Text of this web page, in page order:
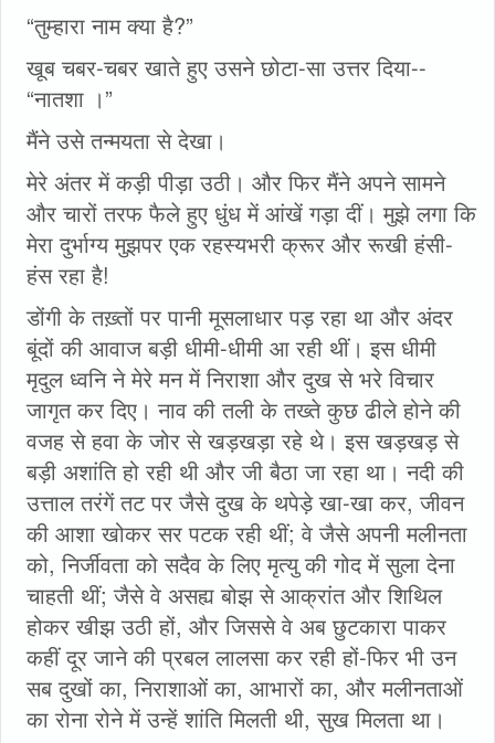
“तुम्हारा नाम क्‍या है?”
खूब चबर-चबर खाते हुए उसने छोटा-सा उत्तर दिया--
“नातशा ।”
मैंने उसे तन्मयता से देखा।
मेरे अंतर में कड़ी पीड़ा उठी। और फिर मैंने अपने सामने
और चारों तरफ फैले हुए धुंध में आंखें गड़ा दीं। मुझे लगा कि
मेरा दुर्भाग्य मुझपर एक रहस्यभरी क्रूर और रूखी हंसी-
हंस रहा है!
डोंगी के तख़्तों पर पानी मूसलाधार पड़ रहा था और अंदर
बूंदों की आवाज बड़ी धीमी-धीमी आ रही थीं। इस धीमी
मृदुल ध्वनि ने मेरे मन में निराशा और दुख से भरे विचार
जागृत कर दिए। नाव की तली के तख्ते कुछ ढीले होने की
वजह से हवा के जोर से खड़खड़ा रहे थे। इस खड़खड़ से
बड़ी अशांति हो रही थी और जी बैठा जा रहा था। नदी की
उत्ताल तरंगें तट पर जैसे दुख के थपेड़े खा-खा कर, जीवन
की आशा खोकर सर पटक रही थीं; वे जैसे अपनी मलीनता
को, निर्जीवता को सदैव के लिए मृत्यु की गोद में सुला देना
चाहती थीं; जैसे वे असह्य बोझ से आक्रांत और शिथिल
होकर खीझ उठी हों, और जिससे वे अब छुटकारा पाकर
कहीं दूर जाने की प्रबल लालसा कर रही हों-फिर भी उन
सब दुखों का, निराशाओं का, आभारों का, और मलीनताओं
का रोना रोने में उन्हें शांति मिलती थी, सुख मिलता था।